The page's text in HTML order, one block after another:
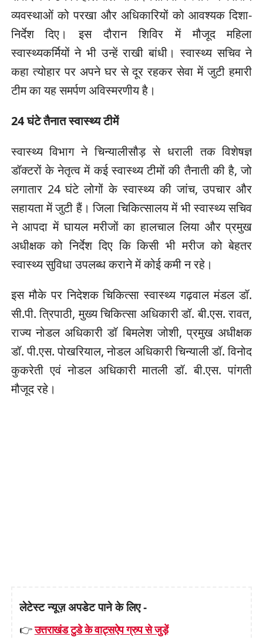
व्यवस्थाओं को परखा और अधिकारियों को आवश्यक दिशा-
निर्देश दिए। इस दौरान शिविर में मौजूद महिला
स्वास्थ्यकर्मियों ने भी उन्हें राखी बांधी। स्वास्थ्य सचिव ने
कहा त्योहार पर अपने घर से दूर रहकर सेवा में जुटी हमारी
टीम का यह समर्पण अविस्मरणीय है।
24 घंटे तैनात स्वास्थ्य टीमें
स्वास्थ्य विभाग ने चिन्यालीसौड़ से धराली तक विशेषज्ञ
डॉक्टरों के नेतृत्व में कई स्वास्थ्य टीमों की तैनाती की है, जो
लगातार 24 घंटे लोगों के स्वास्थ्य की जांच, उपचार और
सहायता में जुटी हैं। जिला चिकित्सालय में भी स्वास्थ्य सचिव
ने आपदा में घायल मरीजों का हालचाल लिया और प्रमुख
अधीक्षक को निर्देश दिए कि किसी भी मरीज को बेहतर
स्वास्थ्य सुविधा उपलब्ध कराने में कोई कमी न रहे।
इस मौके पर निदेशक चिकित्सा स्वास्थ्य गढ़वाल मंडल डॉ.
सी.पी. त्रिपाठी, मुख्य चिकित्सा अधिकारी डॉ. बी.एस. रावत,
राज्य नोडल अधिकारी डॉ बिमलेश जोशी, प्रमुख अधीक्षक
डॉ. पी.एस. पोखरियाल, नोडल अधिकारी चिन्याली डॉ. विनोद
कुकरेती एवं नोडल अधिकारी मातली डॉ. बी.एस. पांगती
मौजूद रहे।
लेटेस्ट न्यूज़ अपडेट पाने के लिए -
👉उत्तराखंड टुडे के वाट्सऐप ग्रुप से जुड़ें